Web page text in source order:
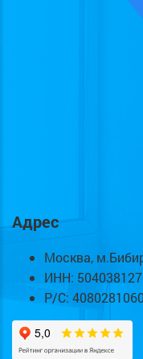
Адрес
Москва,
ИНН:
Р/С: